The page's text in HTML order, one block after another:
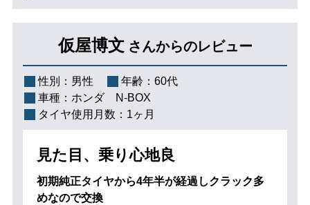
仮屋博文 さんからのレビュー
性別： 男性 年齢： 60代
車種： ホンダ N-BOX
タイヤ使用月数： 1ヶ月
見た目、乗り心地良
初期純正タイヤから4年半が経過しクラック多
めなので交換